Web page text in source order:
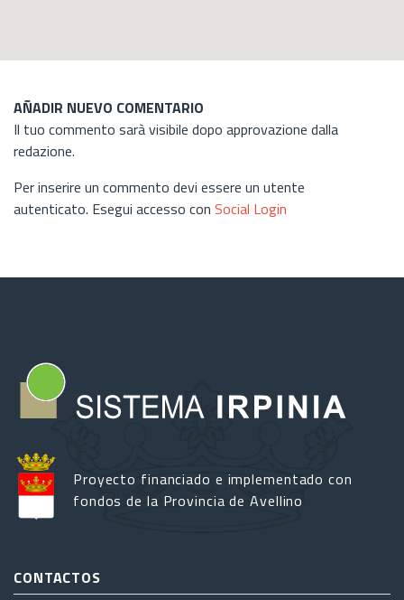
AÑADIR NUEVO COMENTARIO
Il tuo commento sarà visibile dopo approvazione dalla
redazione.
Per inserire un commento devi essere un utente
autenticato. Esegui accesso con Social Login
Proyecto financiado e implementado con
fondos de la Provincia de Avellino
CONTACTOS